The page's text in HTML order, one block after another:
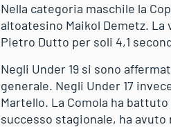
Nella categoria maschile la
altoatesino Maikol Demetz.
Pietro Dutto per soli 4,1
Negli Under 19 si sono
generale. Negli Under 17
Martello. La Comola ha
successo stagionale, ha avuto